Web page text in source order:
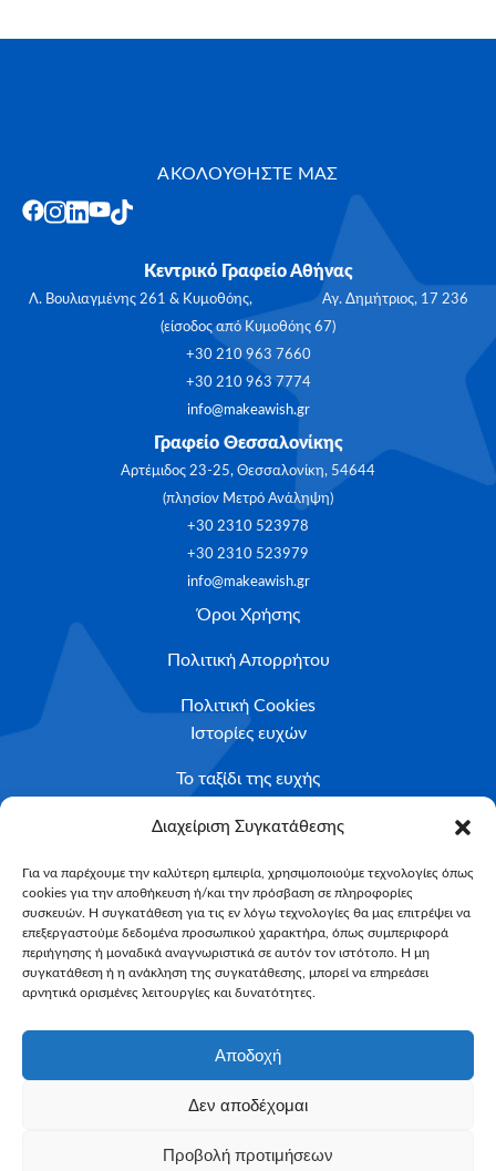
Διαχείριση Συγκατάθεσης
Για να παρέχουμε την καλύτερη εμπειρία, χρησιμοποιούμε τεχνολογίες όπως
cookies για την αποθήκευση ή/και την πρόσβαση σε πληροφορίες
συσκευών. Η συγκατάθεση για τις εν λόγω τεχνολογίες θα μας επιτρέψει να
επεξεργαστούμε δεδομένα προσωπικού χαρακτήρα, όπως συμπεριφορά
περιήγησης ή μοναδικά αναγνωριστικά σε αυτόν τον ιστότοπο. Η μη
συγκατάθεση ή η ανάκληση της συγκατάθεσης, μπορεί να επηρεάσει
αρνητικά ορισμένες λειτουργίες και δυνατότητες.
Αποδοχή
Δεν αποδέχομαι
Προβολή προτιμήσεων
ΑΚΟΛΟΥΘΗΣΤΕ ΜΑΣ
Κεντρικό Γραφείο Αθήνας
Λ. Βουλιαγμένης 261 & Κυμοθόης, Αγ. Δημήτριος, 17 236
(είσοδος από Κυμοθόης 67)
+30 210 963 7660
+30 210 963 7774
info@makeawish.gr
Γραφείο Θεσσαλονίκης
Αρτέμιδος 23-25, Θεσσαλονίκη, 54644
(πλησίον Μετρό Ανάληψη)
+30 2310 523978
+30 2310 523979
info@makeawish.gr
Όροι Χρήσης
Πολιτική Απορρήτου
Πολιτική Cookies
Ιστορίες ευχών
Το ταξίδι της ευχής
Κριτήρια Καταλληλότητας
Υποβολή Αιτήματος
NEWSLETTER
Email*
All Rights Reserved